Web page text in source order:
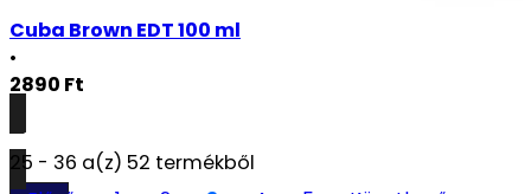
Cuba Brown EDT 100 ml
•
2890 Ft
Részletek
25 - 36 a(z) 52 termékből